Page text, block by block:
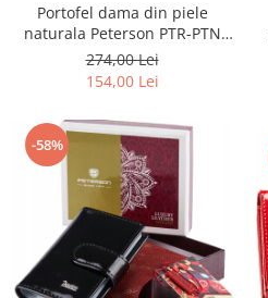
Portofel dama din piele
naturala Peterson PTR-PTN
RD-08-GCL-S-3805
274,00 Lei
154,00 Lei
-58%